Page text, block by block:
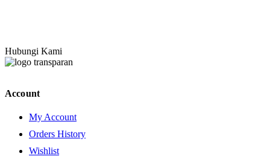
Hubungi Kami
Account
My Account
Orders History
Wishlist